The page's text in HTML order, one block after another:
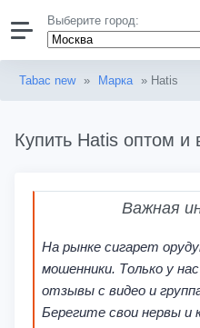
Выберите город:
Tabac new » Марка » Hatis
Купить Hatis оптом и
Важная
На рынке сигарет
мошенники. Только у
отзывы с видео и
Берегите свои нервы и